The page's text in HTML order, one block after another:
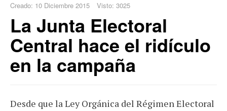
Creado: 10 Diciembre 2015 Visto: 3025
La Junta Electoral
Central hace el ridículo
en la campaña
Desde que la Ley Orgánica del Régimen Electoral